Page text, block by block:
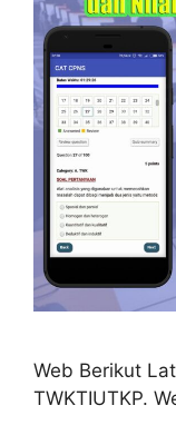
Web Berikut
TWKTIUTKP.